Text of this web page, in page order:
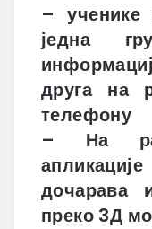
–
једна
друга на
телефону
– На
дочарава
преко 3Д